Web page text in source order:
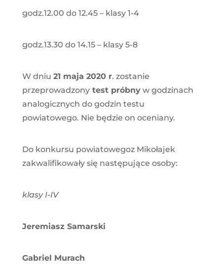
godz.12.00 do 12.45 – klasy 1-4
godz.13.30 do 14.15 – klasy 5-8
W dniu 21 maja 2020 r. zostanie
przeprowadzonytest próbnyw godzinach
analogicznych do godzin testu
powiatowego. Nie będzie on oceniany.
Do konkursu powiatowegoz Mikołajek
zakwalifikowały się następujące osoby:
klasy I-IV
Jeremiasz Samarski
Gabriel Murach